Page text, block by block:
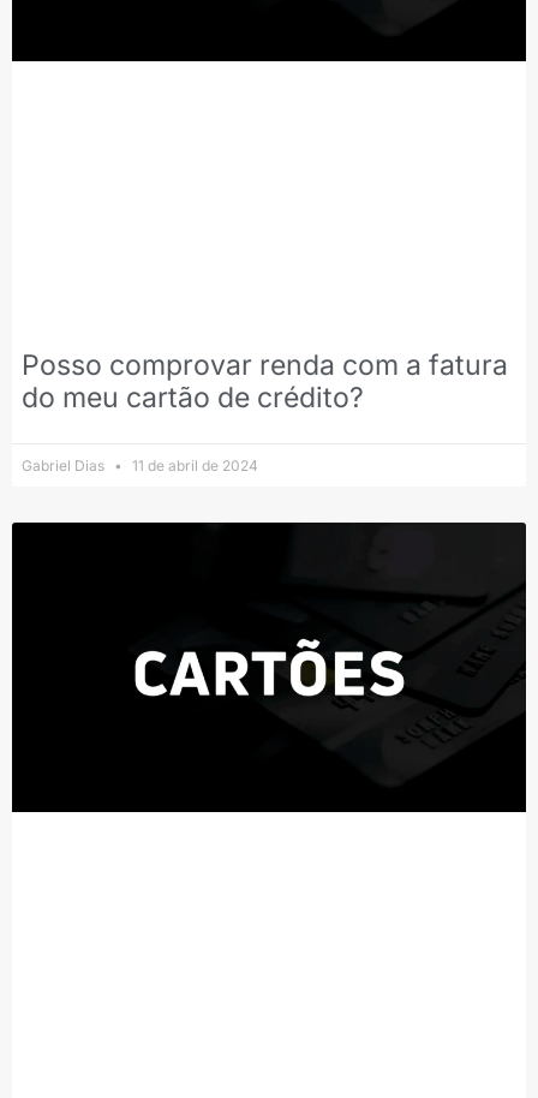
Posso comprovar renda com a fatura
do meu cartão de crédito?
Gabriel Dias 11 de abril de 2024